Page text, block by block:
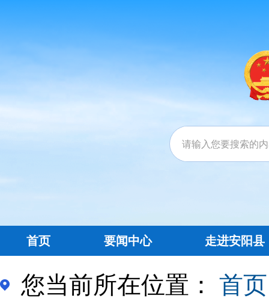
首页 要闻中心 走进安阳县
您当前所在位置： 首页